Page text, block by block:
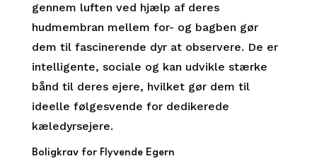
gennem luften ved hjælp af deres
hudmembran mellem for- og bagben gør
dem til fascinerende dyr at observere. De er
intelligente, sociale og kan udvikle stærke
bånd til deres ejere, hvilket gør dem til
ideelle følgesvende for dedikerede
kæledyrsejere.
Boligkrav for Flyvende Egern